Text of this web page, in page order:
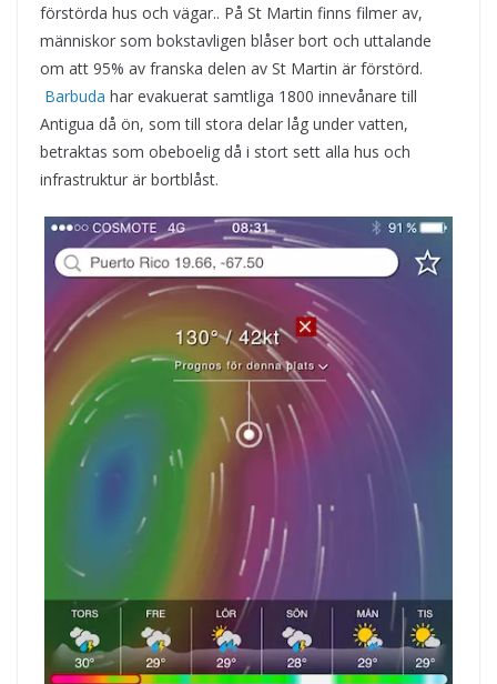
förstörda hus och vägar.. På St Martin finns filmer av,
människor som bokstavligen blåser bort och uttalande
om att 95% av franska delen av St Martin är förstörd.
Barbuda har evakuerat samtliga 1800 innevånare till
Antigua då ön, som till stora delar låg under vatten,
betraktas som obeboelig då i stort sett alla hus och
infrastruktur är bortblåst.